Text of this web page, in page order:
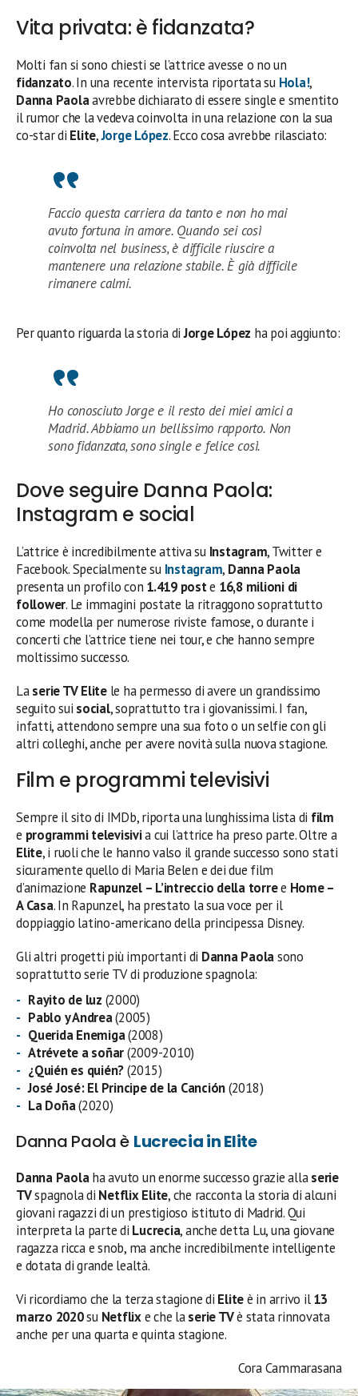
Vita privata: è fidanzata?
Molti fan si sono chiesti se l’attrice avesse o no un
fidanzato. In una recente intervista riportata su Hola!,
Danna Paolaavrebbe dichiarato di essere single e smentito
il rumor che la vedeva coinvolta in una relazione con la sua
co-star di Elite,Jorge López. Ecco cosa avrebbe rilasciato:
Faccio questa carriera da tanto e non ho mai
avuto fortuna in amore. Quando sei così
coinvolta nel business, è difficile riuscire a
mantenere una relazione stabile. È già difficile
rimanere calmi.
Per quanto riguarda la storia diJorge López ha poi aggiunto:
Ho conosciuto Jorge e il resto dei miei amici a
Madrid. Abbiamo un bellissimo rapporto. Non
sono fidanzata, sono single e felice così.
Dove seguire Danna Paola:
Instagram e social
L’attrice è incredibilmente attiva su Instagram, Twitter e
Facebook. Specialmente su Instagram, Danna Paola
presenta un profilo con 1.419 poste 16,8 milioni di
follower. Le immagini postate la ritraggono soprattutto
come modella per numerose riviste famose, o durante i
concerti che l’attrice tiene nei tour, e che hanno sempre
moltissimo successo.
Laserie TV Elitele ha permesso di avere un grandissimo
seguito sui social, soprattutto tra i giovanissimi. I fan,
infatti, attendono sempre una sua foto o un selfie con gli
altri colleghi, anche per avere novità sulla nuova stagione.
Film e programmi televisivi
Sempre il sito di IMDb, riporta una lunghissima lista di film
e programmi televisivia cui l’attrice ha preso parte. Oltre a
Elite, i ruoli che le hanno valso il grande successo sono stati
sicuramente quello di Maria Belen e dei due film
d’animazione Rapunzel – L’intreccio della torree Home –
A Casa. In Rapunzel, ha prestato la sua voce per il
doppiaggio latino-americano della principessa Disney.
Gli altri progetti più importanti di Danna Paolasono
soprattutto serie TV di produzione spagnola:
Rayito de luz (2000)
Pablo y Andrea(2005)
Querida Enemiga(2008)
Atrévete a soñar(2009-2010)
¿Quién es quién?(2015)
José José: El Principe de la Canción(2018)
La Doña(2020)
Danna Paola è Lucrecia in Elite
Danna Paolaha avuto un enorme successo grazie allaserie
TVspagnola di Netflix Elite, che racconta la storia di alcuni
giovani ragazzi di un prestigioso istituto di Madrid. Qui
interpreta la parte di Lucrecia, anche detta Lu, una giovane
ragazza ricca e snob, ma anche incredibilmente intelligente
e dotata di grande lealtà.
Vi ricordiamo che la terza stagione di Eliteè in arrivo il13
marzo 2020su Netflixe che laserie TVè stata rinnovata
anche per una quarta e quinta stagione.
Cora Cammarasana